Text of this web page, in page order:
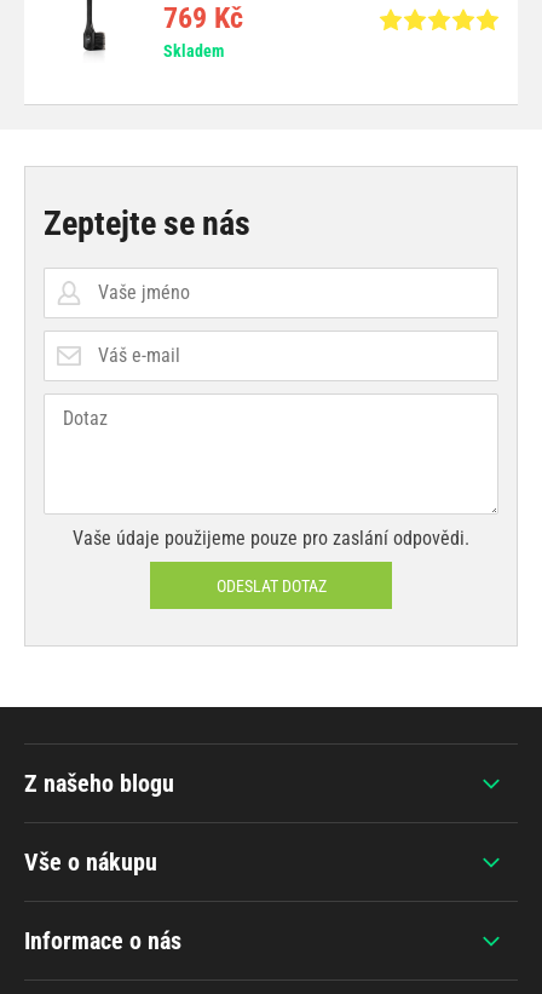
769 Kč
Skladem
Zeptejte se nás
Vaše údaje použijeme pouze pro zaslání odpovědi.
ODESLAT DOTAZ
Vše o nákupu
Informace o nás
Z našeho blogu